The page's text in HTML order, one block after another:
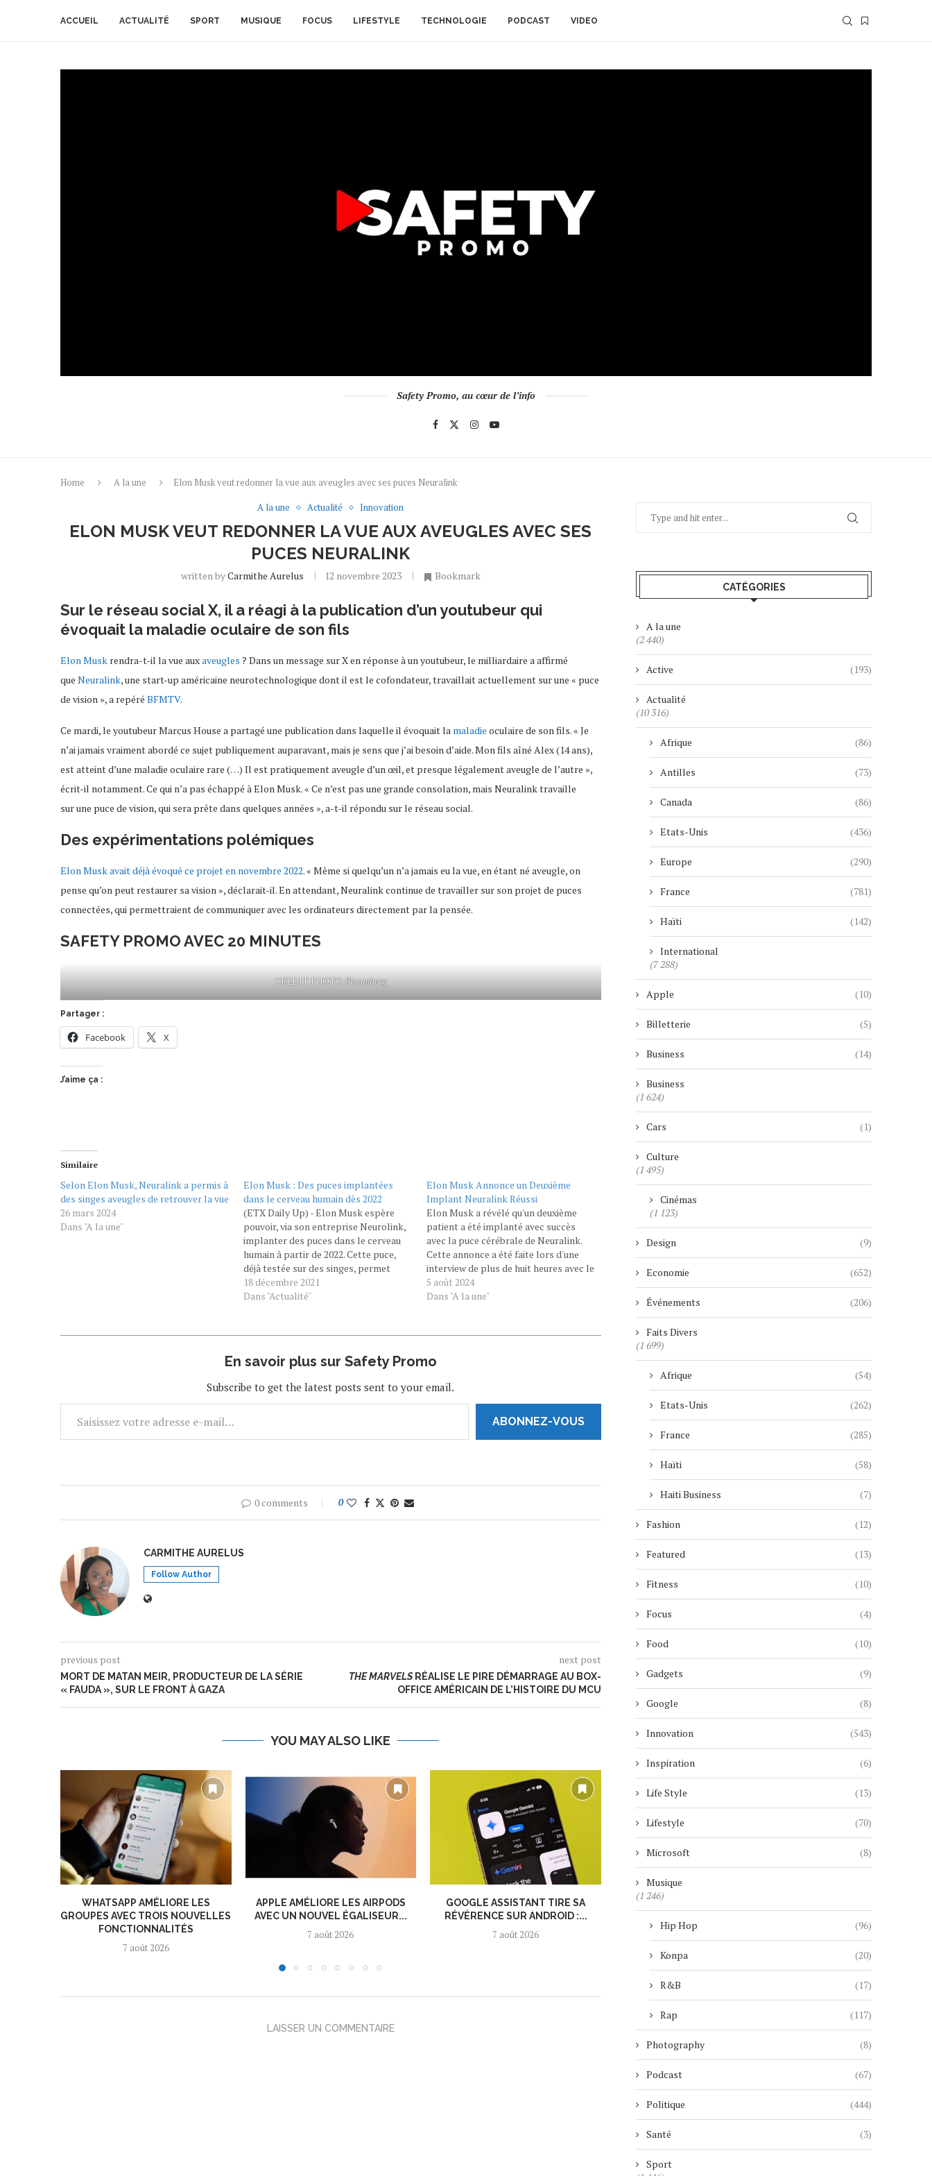
ACCUEIL ACTUALITÉ SPORT MUSIQUE FOCUS LIFESTYLE TECHNOLOGIE PODCAST VIDEO
Safety Promo, au cœur de l’info
Home A la une
Elon Musk veut redonner la vue aux aveugles avec ses puces Neuralink
A la une
Actualité Innovation
ELON MUSK VEUT REDONNER LA VUE AUX AVEUGLES AVEC SES
PUCES NEURALINK
written byCarmithe Aurelus 12 novembre 2023 Bookmark
Sur le réseau social X, il a réagi à la publication d’un youtubeur qui
évoquait la maladie oculaire de son fils
Elon Musk rendra-t-il la vue auxaveugles ? Dans un message sur X en réponse à un youtubeur, le milliardaire a affirmé
que Neuralink, une start-up américaine neurotechnologique dont il est le cofondateur, travaillait actuellement sur une « puce
de vision », a repéré BFMTV.
Ce mardi, le youtubeur Marcus House a partagé une publication dans laquelle il évoquait la maladie oculaire de son fils. « Je
n’ai jamais vraiment abordé ce sujet publiquement auparavant, mais je sens que j’ai besoin d’aide. Mon fils aîné Alex (14 ans),
est atteint d’une maladie oculaire rare (…) Il est pratiquement aveugle d’un œil, et presque légalement aveugle de l’autre »,
écrit-il notamment. Ce qui n’a pas échappé à Elon Musk. « Ce n’est pas une grande consolation, mais Neuralink travaille
sur une puce de vision, qui sera prête dans quelques années », a-t-il répondu sur le réseau social.
Des expérimentations polémiques
Elon Musk avait déjà évoqué ce projet en novembre 2022. « Même si quelqu’un n’a jamais eu la vue, en étant né aveugle, on
pense qu’on peut restaurer sa vision », déclarait-il. En attendant, Neuralink continue de travailler sur son projet de puces
connectées, qui permettraient de communiquer avec les ordinateurs directement par la pensée.
SAFETY PROMO AVEC 20 MINUTES
CREDIT PHOTOBloomberg
Partager :
Facebook X
J’aime ça :
Similaire
Selon Elon Musk, Neuralink a permis à
des singes aveugles de retrouver la vue
26 mars 2024
Dans "A la une"
Elon Musk : Des puces implantées
dans le cerveau humain dès 2022
(ETX Daily Up) - Elon Musk espère
pouvoir, via son entreprise Neurolink,
implanter des puces dans le cerveau
humain à partir de 2022. Cette puce,
déjà testée sur des singes, permet
d'enregistrer et de stimuler l'activité
cérébrale. Elle se destine à un usage
18 décembre 2021
Dans "Actualité"
Elon Musk Annonce un Deuxième
Implant Neuralink Réussi
Elon Musk a révélé qu'un deuxième
patient a été implanté avec succès
avec la puce cérébrale de Neuralink.
Cette annonce a été faite lors d'une
interview de plus de huit heures avec le
podcasteur Lex Friedman, diffusée le
vendredi 2 août. Près de trois mois
5 août 2024
Dans "A la une"
En savoir plus sur Safety Promo
Subscribe to get the latest posts sent to your email.
ABONNEZ-VOUS
0 comments 0
CARMITHE AURELUS
Follow Author
previous post
MORT DE MATAN MEIR, PRODUCTEUR DE LA SÉRIE
« FAUDA », SUR LE FRONT À GAZA
next post
THE MARVELSRÉALISE LE PIRE DÉMARRAGE AU BOX-
OFFICE AMÉRICAIN DE L’HISTOIRE DU MCU
YOU MAY ALSO LIKE
WHATSAPP AMÉLIORE LES
GROUPES AVEC TROIS NOUVELLES
FONCTIONNALITÉS
7 août 2026
APPLE AMÉLIORE LES AIRPODS
AVEC UN NOUVEL ÉGALISEUR...
7 août 2026
GOOGLE ASSISTANT TIRE SA
RÉVÉRENCE SUR ANDROID :...
7 août 2026
« GIGN » : LE SUCCÈS FRANÇAIS
7 août 2026
NEW...
LAISSER UN COMMENTAIRE
CATÉGORIES
A la une
(2 440)
Active (193)
Actualité
(10 316)
Afrique (86)
Antilles (73)
Canada (86)
Etats-Unis (436)
Europe (290)
France (781)
Haïti (142)
International
(7 288)
Apple (10)
Billetterie (5)
Business (14)
Business
(1 624)
Cars (1)
Culture
(1 495)
Cinémas
(1 123)
Design (9)
Economie (652)
Événements (206)
Faits Divers
(1 699)
Afrique (54)
Etats-Unis (262)
France (285)
Haïti (58)
Haiti Business (7)
Fashion (12)
Featured (13)
Fitness (10)
Focus (4)
Food (10)
Gadgets (9)
Google (8)
Innovation (543)
Inspiration (6)
Life Style (13)
Lifestyle (70)
Microsoft (8)
Musique
(1 246)
Hip Hop (96)
Konpa (20)
R&B (17)
Rap (117)
Photography (8)
Podcast (67)
Politique (444)
Santé (3)
Sport